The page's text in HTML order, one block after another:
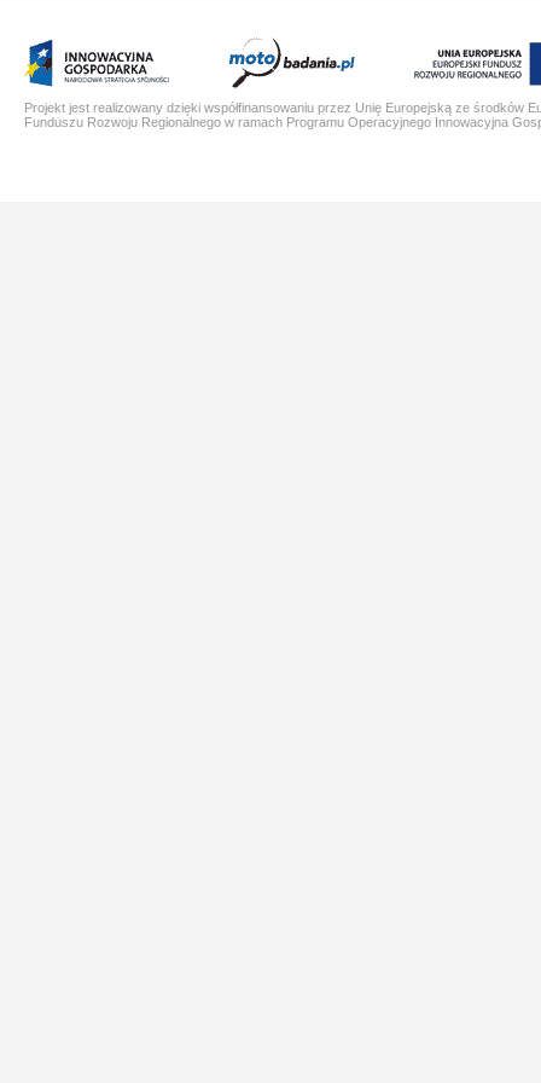
Projekt jest realizowany dzięki współfinansowaniu przez Unię Europejską ze środków
Funduszu Rozwoju Regionalnego w ramach Programu Operacyjnego Innowacyjna